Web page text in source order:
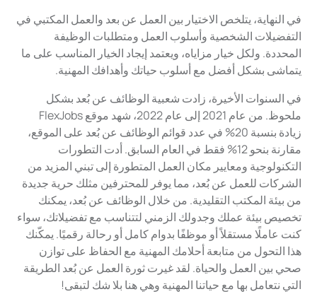
في النهاية، يتلخص الاختيار بين العمل عن بعد والعمل المكتبي في
التفضيلات الشخصية وأسلوب العمل ومتطلبات الوظيفة
المحددة. ولكل خيار مزاياه، ويعتمد إيجاد الخيار المناسب على ما
يتماشى بشكل أفضل مع أسلوب حياتك وأهدافك المهنية.
في السنوات الأخيرة، زادت شعبية الوظائف عن بُعد بشكل
ملحوظ. من عام 2021 إلى عام 2022، شهد موقع FlexJobs
زيادة بنسبة 20% في عدد قوائم الوظائف عن بُعد على الموقع،
مقارنة بنحو 12% فقط في العام السابق. أدت التطورات
التكنولوجية ومعايير مكان العمل المتطورة إلى تبني المزيد من
الشركات للعمل عن بُعد، مما يوفر للمحترفين مثلك حرية جديدة
من بيئة المكتب التقليدية. من خلال الوظائف عن بُعد، يمكنك
تخصيص بيئة عملك وجدولك الزمني لتتناسب مع تفضيلاتك، سواء
كنت عاملًا مستقلاً أو موظفًا بدوام كامل أو رحالة رقميًا. يمكّنك
هذا التحول من متابعة أحلامك المهنية مع الحفاظ على توازن
صحي بين العمل والحياة. لقد غيرت ثورة العمل عن بُعد الطريقة
التي نتعامل بها مع حياتنا المهنية وهي هنا بلا شك لتبقى!